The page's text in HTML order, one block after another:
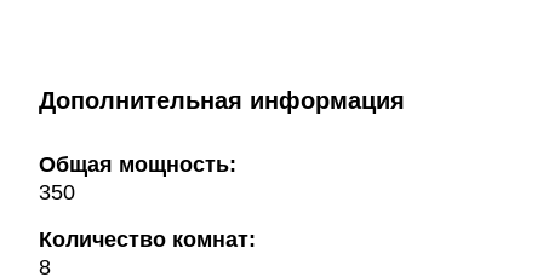
Дополнительная информация
Общая мощность:
350
Количество комнат:
8